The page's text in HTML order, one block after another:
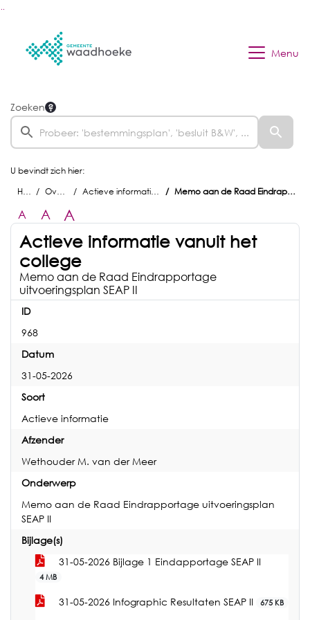
Menu
Zoeken
U bevindt zich hier:
Home
Overzichten Actieve informatie vanuit het college Memo aan de Raad Eindrapportage uitvoeringsplan SEAP II
A A A
Actieve informatie vanuit het
college
Memo aan de Raad Eindrapportage
uitvoeringsplan SEAP II
ID
968
Datum
31-05-2026
Soort
Actieve informatie
Afzender
Wethouder M. van der Meer
Onderwerp
Memo aan de Raad Eindrapportage uitvoeringsplan
SEAP II
Bijlage(s)
31-05-2026 Bijlage 1 Eindapportage SEAP II
4 MB
31-05-2026 Infographic Resultaten SEAP II 675 KB